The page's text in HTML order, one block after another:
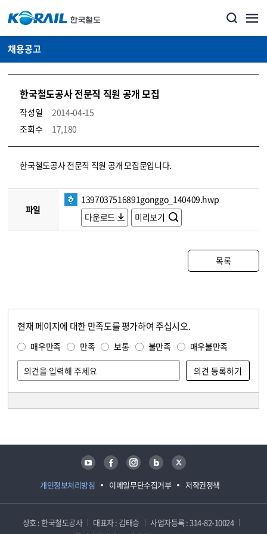
채용공고
한국철도공사 전문직 직원 공개 모집
작성일
2014-04-15
조회수
17,180
코레일소개_경영공시_채용공고 상세보기 – 내용, 파일, 담당자 연락처로 구성
한국철도공사 전문직 직원 공개 모집문입니다.
파일
1397037516891gonggo_140409.hwp
다운로드
미리보기
목록
현재 페이지에 대한 만족도를 평가하여 주십시오.
매우만족 만족 보통 불만족 매우불만족
개인정보처리방침 이메일무단수집거부 저작권정책
유튜브 페이스북 인스타그램 블로그 트위터
상호 : 한국철도공사 대표자 : 김태승
사업자등록 : 314-82-10024